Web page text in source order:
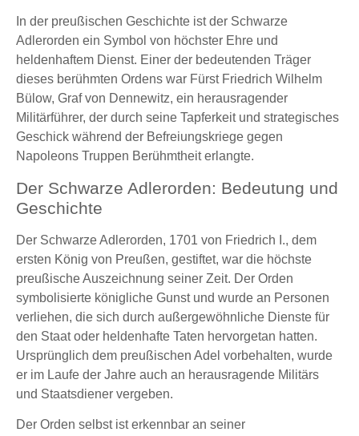
In der preußischen Geschichte ist der Schwarze
Adlerorden ein Symbol von höchster Ehre und
heldenhaftem Dienst. Einer der bedeutenden Träger
dieses berühmten Ordens war Fürst Friedrich Wilhelm
Bülow, Graf von Dennewitz, ein herausragender
Militärführer, der durch seine Tapferkeit und strategisches
Geschick während der Befreiungskriege gegen
Napoleons Truppen Berühmtheit erlangte.
Der Schwarze Adlerorden: Bedeutung und
Geschichte
Der Schwarze Adlerorden, 1701 von Friedrich I., dem
ersten König von Preußen, gestiftet, war die höchste
preußische Auszeichnung seiner Zeit. Der Orden
symbolisierte königliche Gunst und wurde an Personen
verliehen, die sich durch außergewöhnliche Dienste für
den Staat oder heldenhafte Taten hervorgetan hatten.
Ursprünglich dem preußischen Adel vorbehalten, wurde
er im Laufe der Jahre auch an herausragende Militärs
und Staatsdiener vergeben.
Der Orden selbst ist erkennbar an seiner